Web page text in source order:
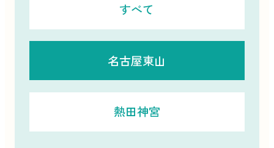
すべて
名古屋東山
熱田神宮